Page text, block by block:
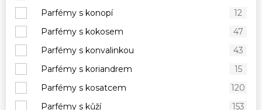
Parfémy s konopí
12
Parfémy s kokosem
47
Parfémy s konvalinkou
43
Parfémy s koriandrem
15
Parfémy s kosatcem
120
Parfémy s kůží
153